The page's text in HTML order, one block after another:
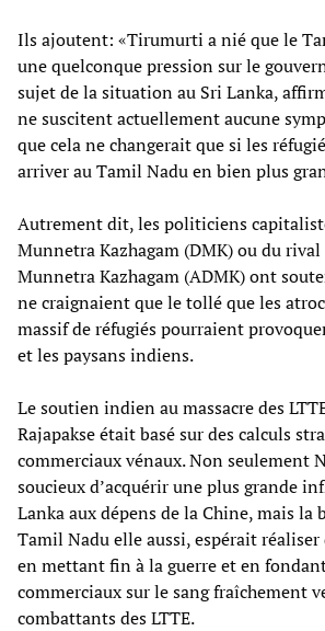
Ils ajoutent: «Tirumurti a nié que le
une quelconque pression sur le
sujet de la situation au Sri Lanka,
ne suscitent actuellement aucune
que cela ne changerait que si les
arriver au Tamil Nadu en bien plus
Autrement dit, les politiciens
Munnetra Kazhagam (DMK) ou du
Munnetra Kazhagam (ADMK) ont
ne craignaient que le tollé que les
massif de réfugiés pourraient
et les paysans indiens.
Le soutien indien au massacre des
Rajapakse était basé sur des calculs
commerciaux vénaux. Non seulement
soucieux d’acquérir une plus grande
Lanka aux dépens de la Chine, mais la
Tamil Nadu elle aussi, espérait réaliser
en mettant fin à la guerre et en
commerciaux sur le sang fraîchement
combattants des LTTE.